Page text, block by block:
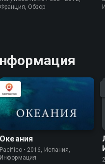
Франция, Обзор
Океания
Pacifico • 2016, Испания,
Информация